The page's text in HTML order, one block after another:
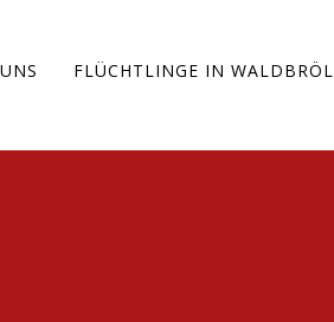
FLÜCHTLINGE IN WALDBRÖL